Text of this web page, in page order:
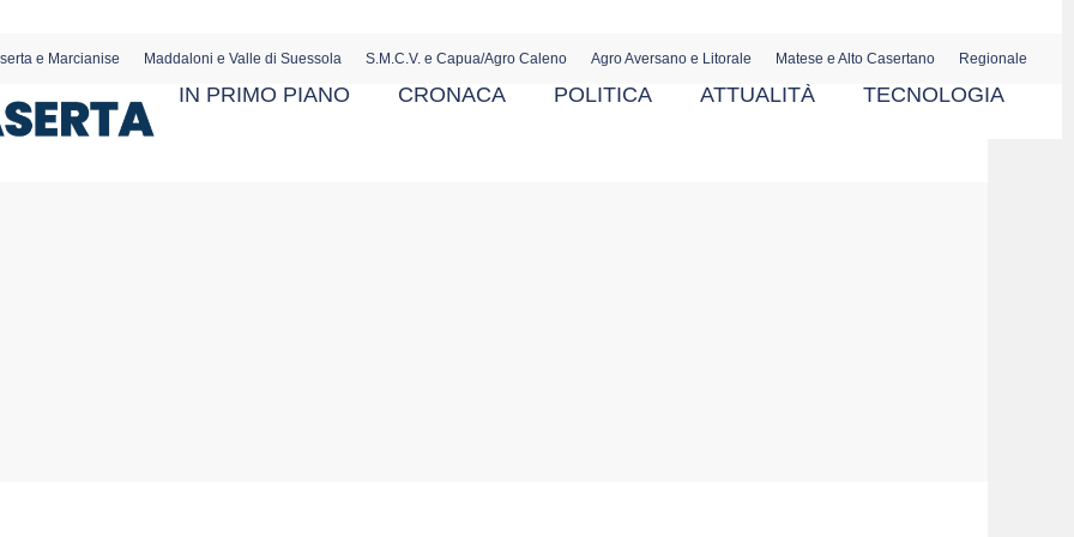
e Marcianise Maddaloni e Valle di Suessola S.M.C.V. e Capua/Agro Caleno Agro Aversano e Litorale Matese e Alto Casertano Regionale
IN PRIMO PIANO CRONACA POLITICA ATTUALITÀ TECNOLOGIA